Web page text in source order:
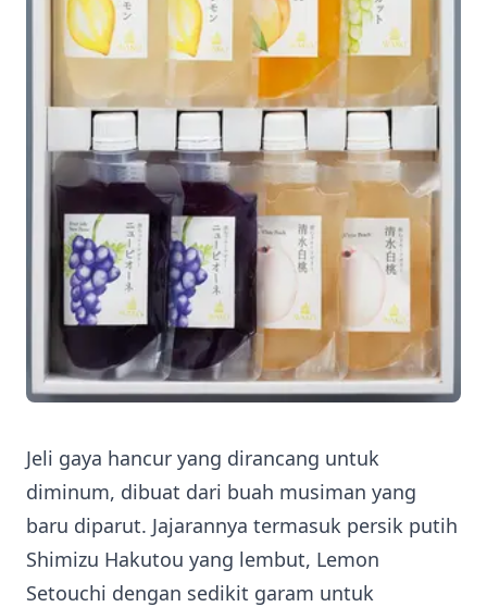
Jeli gaya hancur yang dirancang untuk
diminum, dibuat dari buah musiman yang
baru diparut. Jajarannya termasuk persik putih
Shimizu Hakutou yang lembut, Lemon
Setouchi dengan sedikit garam untuk